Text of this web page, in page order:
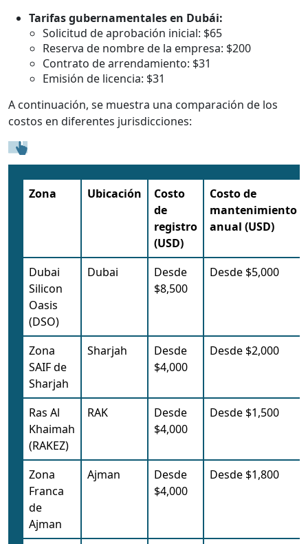
Tarifas gubernamentales en Dubái:
Solicitud de aprobación inicial: $65
Reserva de nombre de la empresa: $200
Contrato de arrendamiento: $31
Emisión de licencia: $31
A continuación, se muestra una comparación de los
costos en diferentes jurisdicciones:
Zona Ubicación
Costo
de
registro
(USD)
Costo de
mantenimiento
anual (USD)
Dubai
Silicon
Oasis
(DSO)
Dubai
Desde
$8,500
Desde $5,000
Zona
SAIF de
Sharjah
Sharjah
Desde
$4,000
Desde $2,000
Ras Al
Khaimah
(RAKEZ)
RAK
Desde
$4,000
Desde $1,500
Zona
Franca
de
Ajman
Ajman
Desde
$4,000
Desde $1,800